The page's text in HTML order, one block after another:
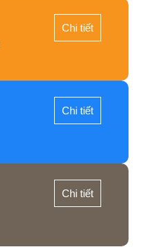
Chi tiết
Chi tiết
Chi tiết